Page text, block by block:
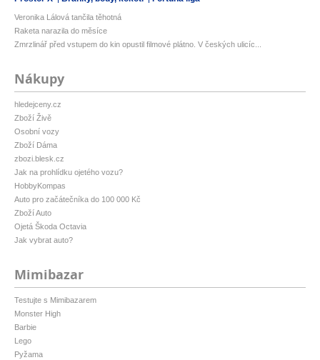
Veronika Lálová tančila těhotná
Raketa narazila do měsíce
Zmrzlinář před vstupem do kin opustil filmové plátno. V českých ulicíc...
Nákupy
hledejceny.cz
Zboží Živě
Osobní vozy
Zboží Dáma
zbozi.blesk.cz
Jak na prohlídku ojetého vozu?
HobbyKompas
Auto pro začátečníka do 100 000 Kč
Zboží Auto
Ojetá Škoda Octavia
Jak vybrat auto?
Mimibazar
Testujte s Mimibazarem
Monster High
Barbie
Lego
Pyžama